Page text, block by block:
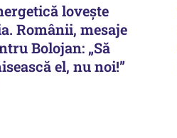
lovește
Românii, mesaje
Bolojan: „Să
el, nu noi!”